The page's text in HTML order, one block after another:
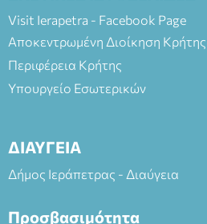
Visit Ierapetra - Facebook Page
Αποκεντρωμένη Διοίκηση Κρήτης
Περιφέρεια Κρήτης
Υπουργείο Εσωτερικών
ΔΙΑΥΓΕΙΑ
Δήμος Ιεράπετρας - Διαύγεια
Προσβασιμότητα